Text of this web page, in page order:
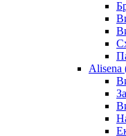
Alisena